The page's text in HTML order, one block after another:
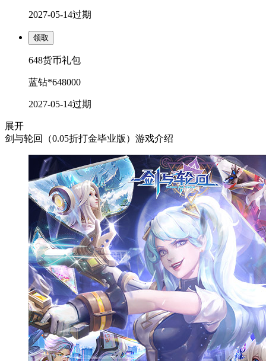
2027-05-14过期
领取
648货币礼包
蓝钻*648000
2027-05-14过期
展开
剑与轮回（0.05折打金毕业版）游戏介绍